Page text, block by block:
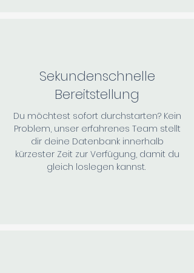
Sekundenschnelle
Bereitstellung
Du möchtest sofort durchstarten? Kein
Problem, unser erfahrenes Team stellt
dir deine Datenbank innerhalb
kürzester Zeit zur Verfügung, damit du
gleich loslegen kannst.